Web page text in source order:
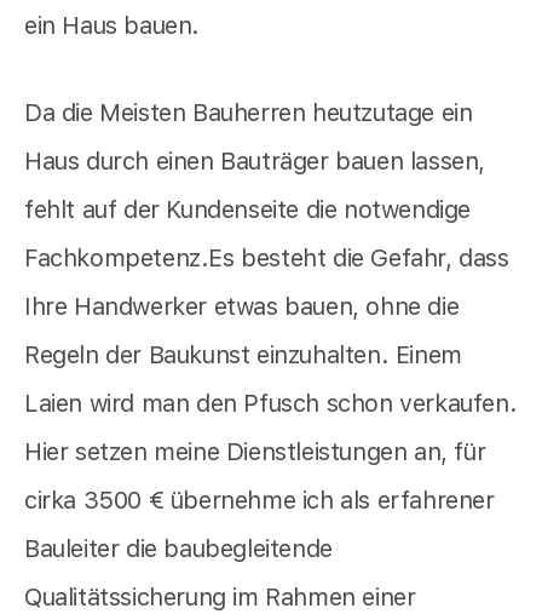
ein Haus bauen.
Da die Meisten Bauherren heutzutage ein
Haus durch einen Bauträger bauen lassen,
fehlt auf der Kundenseite die notwendige
Fachkompetenz.Es besteht die Gefahr, dass
Ihre Handwerker etwas bauen, ohne die
Regeln der Baukunst einzuhalten. Einem
Laien wird man den Pfusch schon verkaufen.
Hier setzen meine Dienstleistungen an, für
cirka 3500 € übernehme ich als erfahrener
Bauleiter die baubegleitende
Qualitätssicherung im Rahmen einer